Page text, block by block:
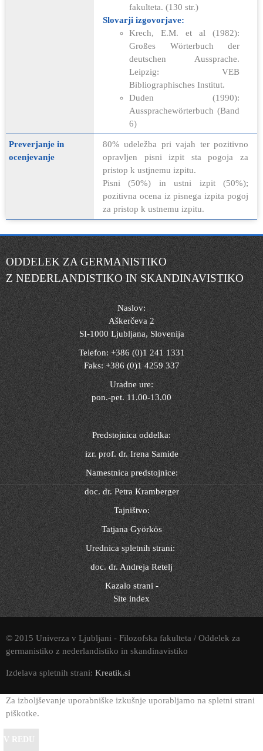
fakulteta. (130 str.)
Slovarji izgovorjave:
Krech, E.M. et al (1982):
Großes Wörterbuch der
deutschen Aussprache.
Leipzig: VEB
Bibliographisches Institut.
Duden (1990):
Aussprachewörterbuch (Band
6)
Preverjanje in
ocenjevanje
80% udeležba pri vajah ter pozitivno
opravljen pisni izpit sta pogoja za
pristop k ustjnemu izpitu.
Pisni (50%) in ustni izpit (50%);
pozitivna ocena iz pisnega izpita pogoj
za pristop k ustnemu izpitu.
ODDELEK ZA GERMANISTIKO
Z NEDERLANDISTIKO IN SKANDINAVISTIKO
Naslov:
Aškerčeva 2
SI-1000 Ljubljana, Slovenija
Telefon: +386 (0)1 241 1331
Faks: +386 (0)1 4259 337
Uradne ure:
pon.-pet. 11.00-13.00
Predstojnica oddelka:
izr. prof. dr. Irena Samide
Namestnica predstojnice:
doc. dr. Petra Kramberger
Tajništvo:
Tatjana Györkös
Urednica spletnih strani:
doc. dr. Andreja Retelj
Kazalo strani -
Site index
© 2015 Univerza v Ljubljani - Filozofska fakulteta / Oddelek za
germanistiko z nederlandistiko in skandinavistiko
Izdelava spletnih strani: Kreatik.si
Za izboljševanje uporabniške izkušnje uporabljamo na spletni strani
piškotke.
V REDU